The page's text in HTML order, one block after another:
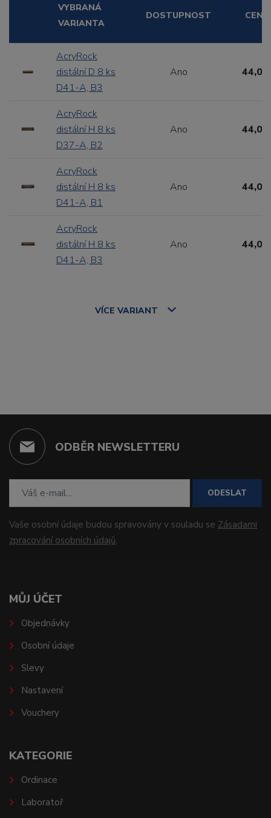
VYBRANÁ
VARIANTA
DOSTUPNOST CENA
AcryRock
distální D 8 ks
D41-A, B3
Ano 44,00
AcryRock
distální H 8 ks
D37-A, B2
Ano 44,00
AcryRock
distální H 8 ks
D41-A, B1
Ano 44,00
AcryRock
distální H 8 ks
D41-A, B3
Ano 44,00
VÍCE VARIANT
ODBĚR NEWSLETTERU
ODESLAT
Vaše osobní údaje budou spravovány v souladu se Zásadami
zpracování osobních údajů.
MŮJ ÚČET
Objednávky
Osobní údaje
Slevy
Nastavení
Vouchery
KATEGORIE
Ordinace
Laboratoř